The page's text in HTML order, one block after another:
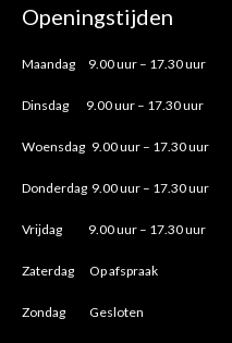
Openingstijden
Maandag 9.00 uur – 17.30 uur
Dinsdag 9.00 uur – 17.30 uur
Woensdag 9.00 uur – 17.30 uur
Donderdag 9.00 uur – 17.30 uur
Vrijdag 9.00 uur – 17.30 uur
Zaterdag Op afspraak
Zondag Gesloten